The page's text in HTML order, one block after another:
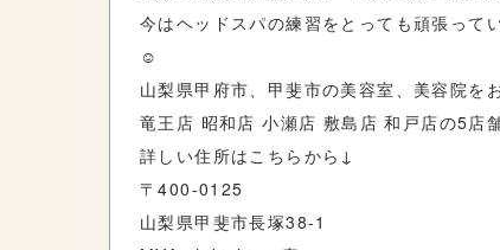
今はヘッドスパの練習をとっても頑張って
☺️
山梨県甲府市、甲斐市の美容室、美容院を
竜王店 昭和店 小瀬店 敷島店 和戸店の5店
詳しい住所はこちらから↓
〒400-0125
山梨県甲斐市長塚38-1